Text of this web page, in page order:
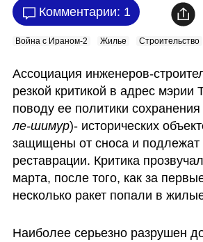
Комментарии: 1
Война с Ираном-2 Жилье Строительство
Ассоциация инженеров-
резкой критикой в адрес мэрии
поводу ее политики
ле-шимур)- исторических
защищены от сноса и подлежат
реставрации. Критика
марта, после того, как за
несколько ракет попали в
Наиболее серьезно разрушен